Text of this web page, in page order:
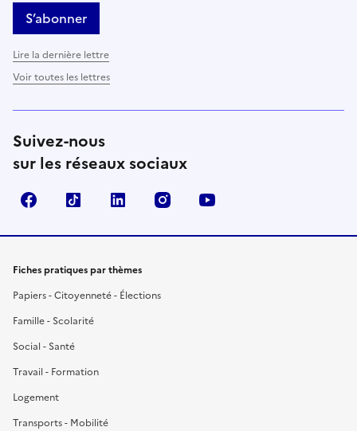
S’abonner
Lire la dernière lettre
Voir toutes les lettres
Suivez-nous
sur les réseaux sociaux
FacebookTikTok LinkedIn Instagram
Fiches pratiques par thèmes
Papiers - Citoyenneté - Élections
Famille - Scolarité
Social - Santé
Travail - Formation
Logement
Transports - Mobilité